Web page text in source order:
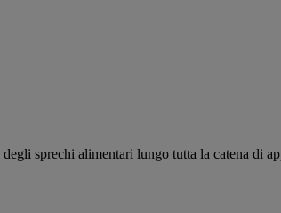
sprechi alimentari lungo tutta la catena di